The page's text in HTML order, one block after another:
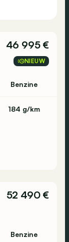
46 995 €
NIEUW
Benzine
184 g/km
52 490 €
Benzine